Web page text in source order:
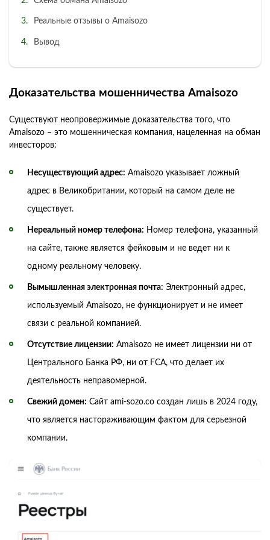
Реальные отзывы о Amaisozo
Вывод
Доказательства мошенничества Amaisozo
Существуют неопровержимые доказательства того, что
Amaisozo – это мошенническая компания, нацеленная на обман
инвесторов:
Несуществующий адрес: Amaisozo указывает ложный
адрес в Великобритании, который на самом деле не
существует.
Нереальный номер телефона: Номер телефона, указанный
на сайте, также является фейковым и не ведет ни к
одному реальному человеку.
Вымышленная электронная почта: Электронный адрес,
используемый Amaisozo, не функционирует и не имеет
связи с реальной компанией.
Отсутствие лицензии: Amaisozo не имеет лицензии ни от
Центрального Банка РФ, ни от FCA, что делает их
деятельность неправомерной.
Свежий домен: Сайт ami-sozo.co создан лишь в 2024 году,
что является настораживающим фактом для серьезной
компании.